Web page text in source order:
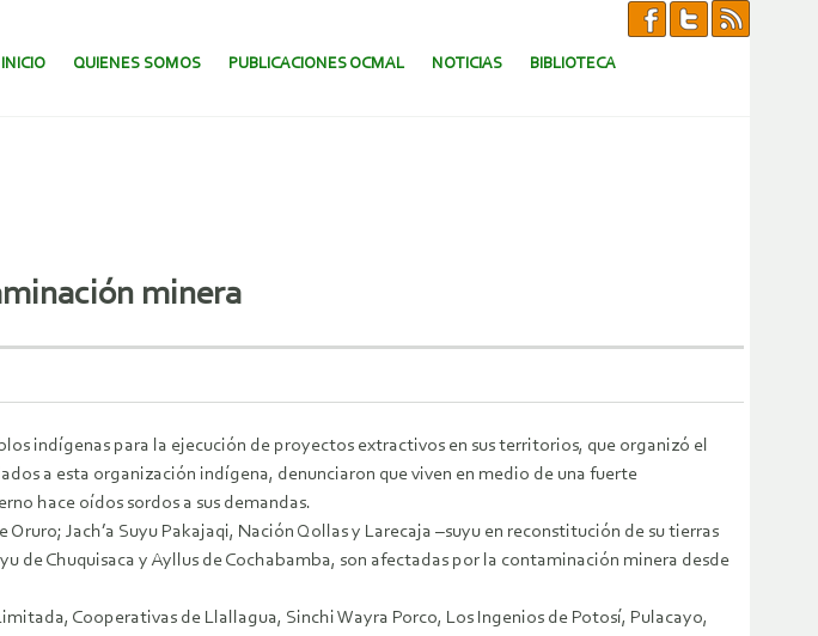
SALTAR AL CONTENIDO.
INICIO QUIENES SOMOS PUBLICACIONES OCMAL NOTICIAS BIBLIOTECA
minera
indígenas para la ejecución de proyectos extractivos en sus territorios, que organizó el
a esta organización indígena, denunciaron que viven en medio de una fuerte
hace oídos sordos a sus demandas.
Jach’a Suyu Pakajaqi, Nación Qollas y Larecaja –suyu en reconstitución de su tierras
de Chuquisaca y Ayllus de Cochabamba, son afectadas por la contaminación minera desde
Cooperativas de Llallagua, Sinchi Wayra Porco, Los Ingenios de Potosí, Pulacayo,